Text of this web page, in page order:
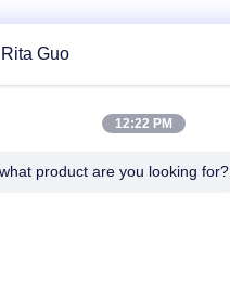
Guo
12:22 PM
product are you looking for?